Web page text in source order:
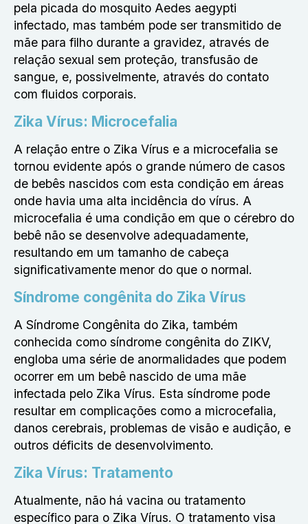
pela picada do mosquito Aedes aegypti
infectado, mas também pode ser transmitido de
mãe para filho durante a gravidez, através de
relação sexual sem proteção, transfusão de
sangue, e, possivelmente, através do contato
com fluidos corporais.
Zika Vírus: Microcefalia
A relação entre o Zika Vírus e a microcefalia se
tornou evidente após o grande número de casos
de bebês nascidos com esta condição em áreas
onde havia uma alta incidência do vírus. A
microcefalia é uma condição em que o cérebro do
bebê não se desenvolve adequadamente,
resultando em um tamanho de cabeça
significativamente menor do que o normal.
Síndrome congênita do Zika Vírus
A Síndrome Congênita do Zika, também
conhecida como síndrome congênita do ZIKV,
engloba uma série de anormalidades que podem
ocorrer em um bebê nascido de uma mãe
infectada pelo Zika Vírus. Esta síndrome pode
resultar em complicações como a microcefalia,
danos cerebrais, problemas de visão e audição, e
outros déficits de desenvolvimento.
Zika Vírus: Tratamento
Atualmente, não há vacina ou tratamento
específico para o Zika Vírus. O tratamento visa